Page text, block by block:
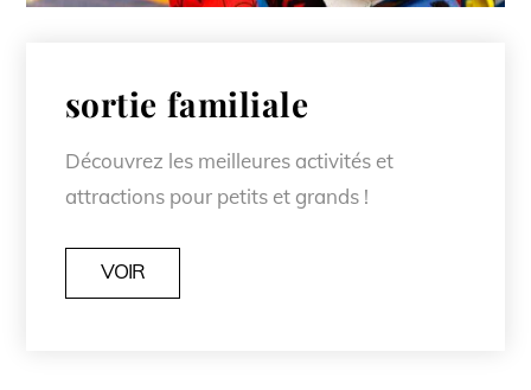
sortie familiale
Découvrez les meilleures activités et
attractions pour petits et grands !
VOIR